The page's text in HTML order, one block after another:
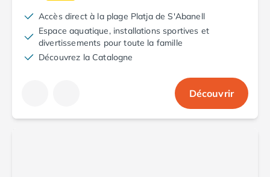
Accès direct à la plage Platja de S'Abanell
Espace aquatique, installations sportives et
divertissements pour toute la famille
Découvrez la Catalogne
Découvrir